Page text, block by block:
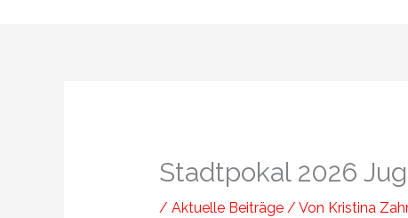
Stadtpokal 2026
/ Aktuelle Beiträge/ Von Kristina